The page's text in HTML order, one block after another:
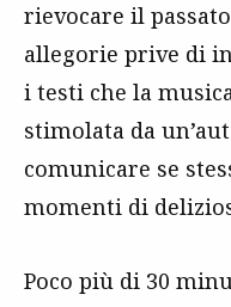
rievocare il
allegorie prive di
i testi che la
stimolata da
comunicare se
momenti di
Poco più di 30